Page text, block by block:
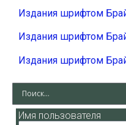
Издания шрифтом
Издания шрифтом
Издания шрифтом
Имя пользователя